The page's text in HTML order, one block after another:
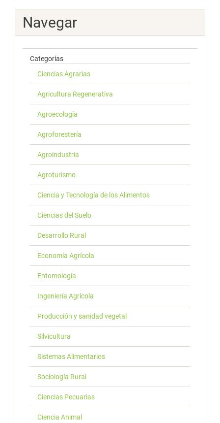
Navegar
Categorías
Ciencias Agrarias
Agricultura Regenerativa
Agroecología
Agroforestería
Agroindustria
Agroturismo
Ciencia y Tecnología de los Alimentos
Ciencias del Suelo
Desarrollo Rural
Economía Agrícola
Entomología
Ingeniería Agrícola
Producción y sanidad vegetal
Silvicultura
Sistemas Alimentarios
Sociología Rural
Ciencias Pecuarias
Ciencia Animal